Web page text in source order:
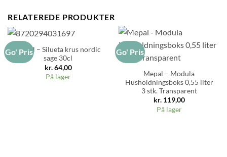
RELATEREDE PRODUKTER
Go' Pris
Mepal – Silueta krus nordic
sage 30cl
kr.64,00
På lager
Go' Pris
Mepal – Modula
Husholdningsboks 0,55 liter
3 stk. Transparent
kr.119,00
På lager